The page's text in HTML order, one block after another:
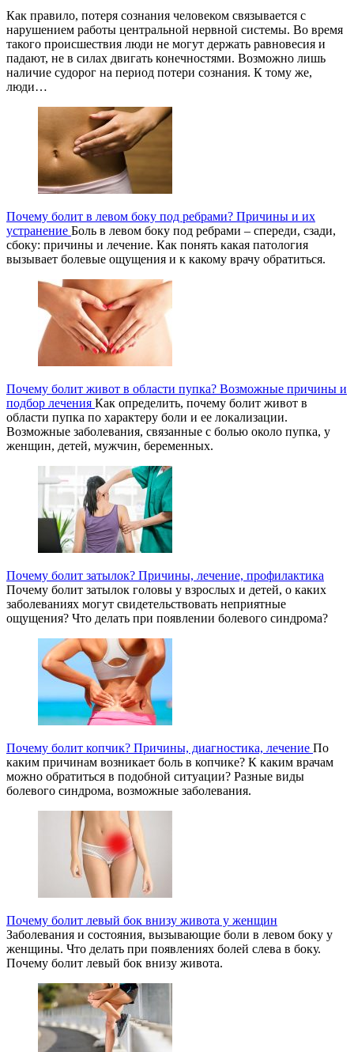
Как правило, потеря сознания человеком связывается с
нарушением работы центральной нервной системы. Во время
такого происшествия люди не могут держать равновесия и
падают, не в силах двигать конечностями. Возможно лишь
наличие судорог на период потери сознания. К тому же,
люди…
Почему болит в левом боку под ребрами? Причины и их
устранение Боль в левом боку под ребрами – спереди, сзади,
сбоку: причины и лечение. Как понять какая патология
вызывает болевые ощущения и к какому врачу обратиться.
Почему болит живот в области пупка? Возможные причины и
подбор лечения Как определить, почему болит живот в
области пупка по характеру боли и ее локализации.
Возможные заболевания, связанные с болью около пупка, у
женщин, детей, мужчин, беременных.
Почему болит затылок? Причины, лечение, профилактика
Почему болит затылок головы у взрослых и детей, о каких
заболеваниях могут свидетельствовать неприятные
ощущения? Что делать при появлении болевого синдрома?
Почему болит копчик? Причины, диагностика, лечение По
каким причинам возникает боль в копчике? К каким врачам
можно обратиться в подобной ситуации? Разные виды
болевого синдрома, возможные заболевания.
Почему болит левый бок внизу живота у женщин
Заболевания и состояния, вызывающие боли в левом боку у
женщины. Что делать при появлениях болей слева в боку.
Почему болит левый бок внизу живота.